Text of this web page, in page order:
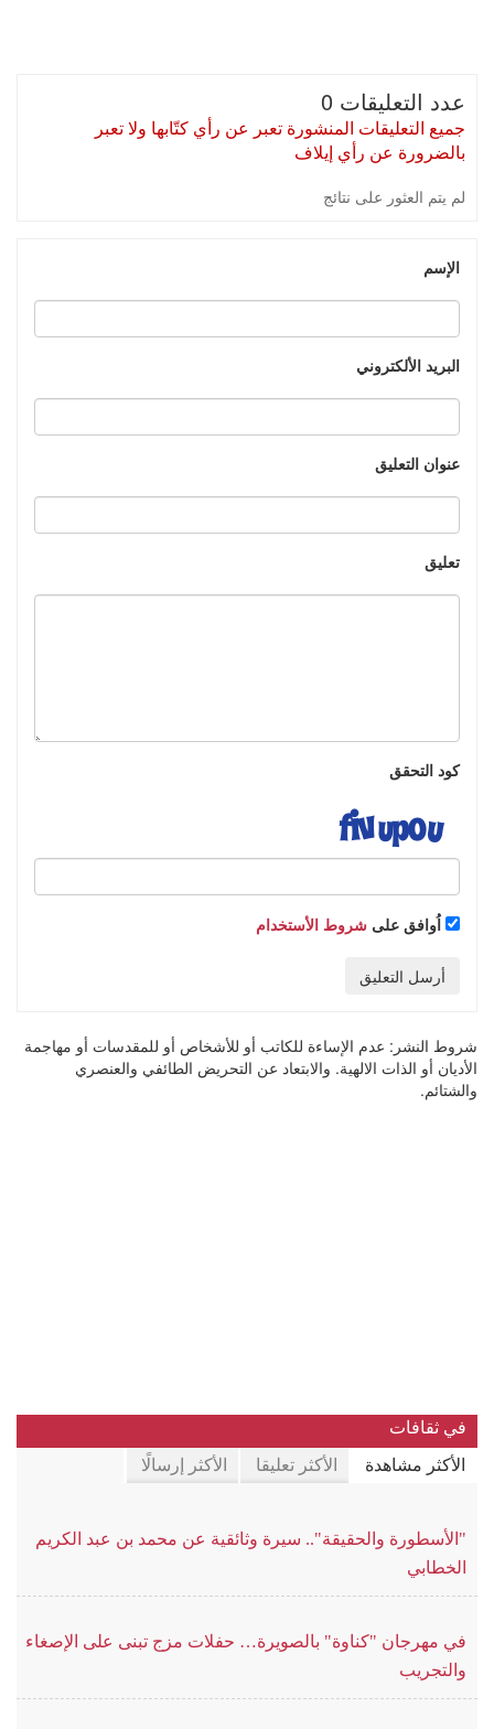
عدد التعليقات 0
جميع التعليقات المنشورة تعبر عن رأي كتّابها ولا تعبر
بالضرورة عن رأي إيلاف
لم يتم العثور على نتائج
الإسم
البريد الألكتروني
عنوان التعليق
تعليق
كود التحقق
اُوافق على شروط الأستخدام
أرسل التعليق
شروط النشر: عدم الإساءة للكاتب أو للأشخاص أو للمقدسات أو مهاجمة
الأديان أو الذات الالهية. والابتعاد عن التحريض الطائفي والعنصري
والشتائم.
في ثقافات
الأكثر مشاهدة الأكثر تعليقا الأكثر إرسالًا
"الأسطورة والحقيقة".. سيرة وثائقية عن محمد بن عبد الكريم
الخطابي
في مهرجان "كناوة" بالصويرة… حفلات مزج تبنى على الإصغاء
والتجريب